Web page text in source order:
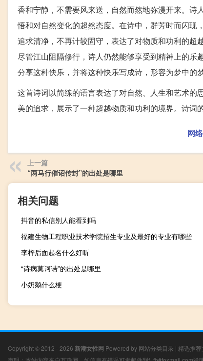
香和宁静，不需要风来送，自然而然地弥漫开来。
悟和对自然变化的超然态度。在诗中，群芳时而闪现
追求清净，不再计较固守，表达了对物质和功利的超
尽管江山阻隔修行，诗人仍然能够享受到精神上的
分享这种快乐，并将这种快乐写成诗，形容为梦中的
这首诗词以简练的语言表达了对自然、人生和艺术
美的追求，展示了一种超越物质和功利的境界。诗词
网
上一篇
“两马行催诏传封”的出处是哪里
相关问题
抖音的私信别人能看到吗
福建生物工程职业技术学院招生专业及最好的专业有哪些
李梓后面起名什么好听
“诗病莫诃诘”的出处是哪里
小奶鹅什么梗
Copyright © 2012 - 2026 新潮女性网 Powered by 网站分类目录 | 精选推荐